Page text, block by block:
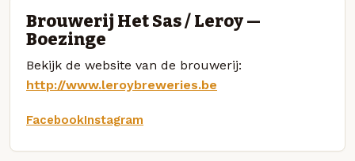
Brouwerij Het Sas / Leroy —
Boezinge
Bekijk de website van de brouwerij:
http://www.leroybreweries.be
FacebookInstagram